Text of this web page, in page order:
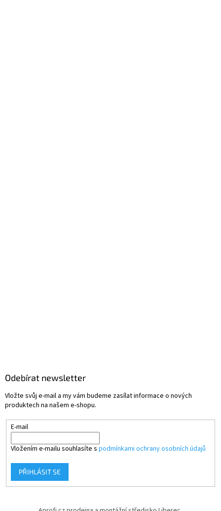
Odebírat newsletter
Vložte svůj e-mail a my vám budeme zasílat informace o nových
produktech na našem e-shopu.
E-mail
Vložením e-mailu souhlasíte s podmínkami ochrany osobních údajů
PŘIHLÁSIT SE